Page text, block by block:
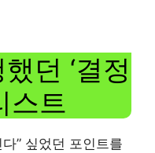
던 ‘결정
스트
” 싶었던 포인트를